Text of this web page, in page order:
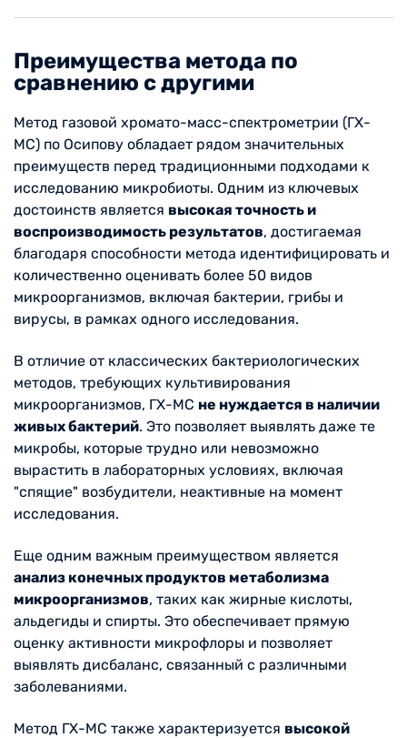
Преимущества метода по
сравнению с другими
Метод газовой хромато-масс-спектрометрии (ГХ-
МС) по Осипову обладает рядом значительных
преимуществ перед традиционными подходами к
исследованию микробиоты. Одним из ключевых
достоинств является высокая точность и
воспроизводимость результатов, достигаемая
благодаря способности метода идентифицировать и
количественно оценивать более 50 видов
микроорганизмов, включая бактерии, грибы и
вирусы, в рамках одного исследования.
В отличие от классических бактериологических
методов, требующих культивирования
микроорганизмов, ГХ-МС не нуждается в наличии
живых бактерий. Это позволяет выявлять даже те
микробы, которые трудно или невозможно
вырастить в лабораторных условиях, включая
"спящие" возбудители, неактивные на момент
исследования.
Еще одним важным преимуществом является
анализ конечных продуктов метаболизма
микроорганизмов, таких как жирные кислоты,
альдегиды и спирты. Это обеспечивает прямую
оценку активности микрофлоры и позволяет
выявлять дисбаланс, связанный с различными
заболеваниями.
Метод ГХ-МС также характеризуется высокой